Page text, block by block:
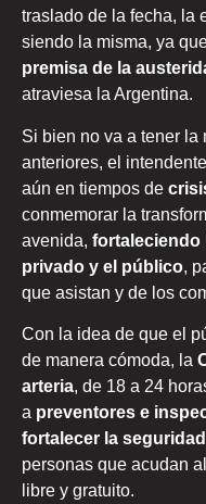
traslado de la fecha, la
siendo la misma, ya
premisa de la
atraviesa la Argentina.
Si bien no va a tener
anteriores, el intendente
aún en tiempos de
conmemorar la
avenida, fortaleciendo
privado y el público,
que asistan y de los
Con la idea de que el
de manera cómoda, la
arteria, de 18 a 24
a preventores e
fortalecer la
personas que acudan
libre y gratuito.